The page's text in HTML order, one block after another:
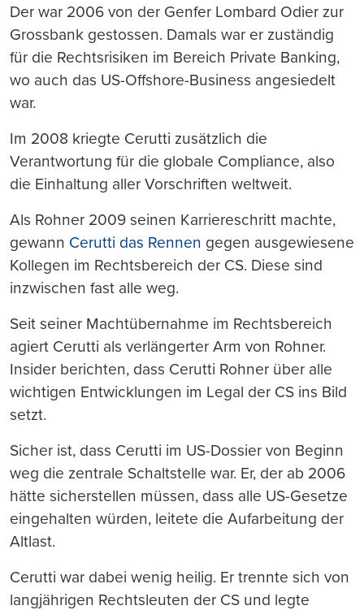
Der war 2006 von der Genfer Lombard Odier zur
Grossbank gestossen. Damals war er zuständig
für die Rechtsrisiken im Bereich Private Banking,
wo auch das US-Offshore-Business angesiedelt
war.
Im 2008 kriegte Cerutti zusätzlich die
Verantwortung für die globale Compliance, also
die Einhaltung aller Vorschriften weltweit.
Als Rohner 2009 seinen Karriereschritt machte,
gewann Cerutti das Rennen gegen ausgewiesene
Kollegen im Rechtsbereich der CS. Diese sind
inzwischen fast alle weg.
Seit seiner Machtübernahme im Rechtsbereich
agiert Cerutti als verlängerter Arm von Rohner.
Insider berichten, dass Cerutti Rohner über alle
wichtigen Entwicklungen im Legal der CS ins Bild
setzt.
Sicher ist, dass Cerutti im US-Dossier von Beginn
weg die zentrale Schaltstelle war. Er, der ab 2006
hätte sicherstellen müssen, dass alle US-Gesetze
eingehalten würden, leitete die Aufarbeitung der
Altlast.
Cerutti war dabei wenig heilig. Er trennte sich von
langjährigen Rechtsleuten der CS und legte